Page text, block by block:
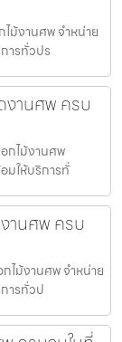
ม้งานศพ จำหน่าย
ารทั่วปร
งานศพ ครบ
กไม้งานศพ
มให้บริการทั่
านศพ ครบ
ไม้งานศพ จำหน่าย
ารทั่วป